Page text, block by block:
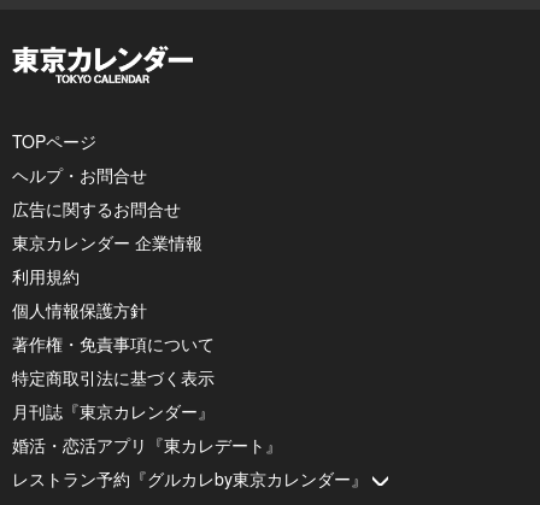
TOPページ
ヘルプ・お問合せ
広告に関するお問合せ
東京カレンダー 企業情報
利用規約
個人情報保護方針
著作権・免責事項について
特定商取引法に基づく表示
月刊誌『東京カレンダー』
婚活・恋活アプリ『東カレデート』
レストラン予約『グルカレby東京カレンダー』